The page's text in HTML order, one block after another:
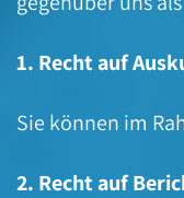
1. Recht auf
Sie können im
2. Recht auf